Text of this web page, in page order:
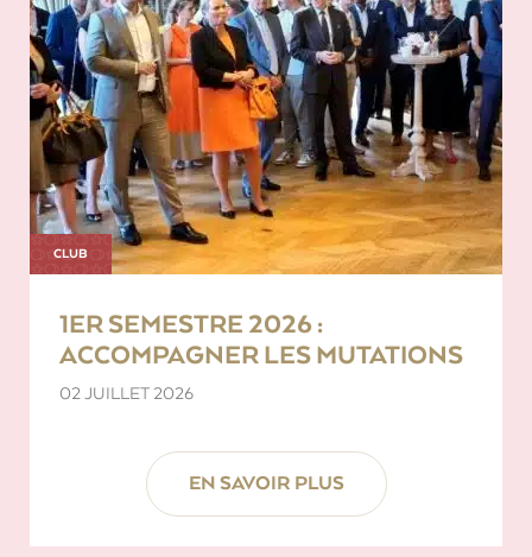
CLUB
1ER SEMESTRE 2026 :
ACCOMPAGNER LES MUTATIONS
02 JUILLET 2026
EN SAVOIR PLUS